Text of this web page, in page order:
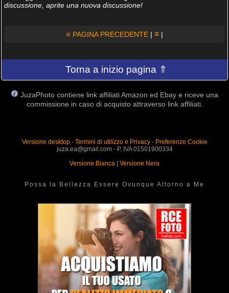
discussione, aprite una nuova discussione!
« PAGINA PRECEDENTE | ≡ |
Torna a inizio pagina ⇑
JuzaPhoto contiene link affiliati Amazon ed Ebay e riceve una
commissione in caso di acquisto attraverso link affiliati.
Versione desktop- Termini di utilizzo e Privacy- Preferenze Cookie
juza.ea@gmail.com - P. IVA 01501900334
Versione Bianca
Versione Nera
Possa la Bellezza Essere Ovunque Attorno a Me